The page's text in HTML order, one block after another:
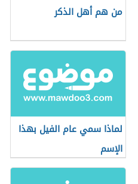
من هم أهل الذكر
لماذا سمي عام الفيل بهذا
الإسم